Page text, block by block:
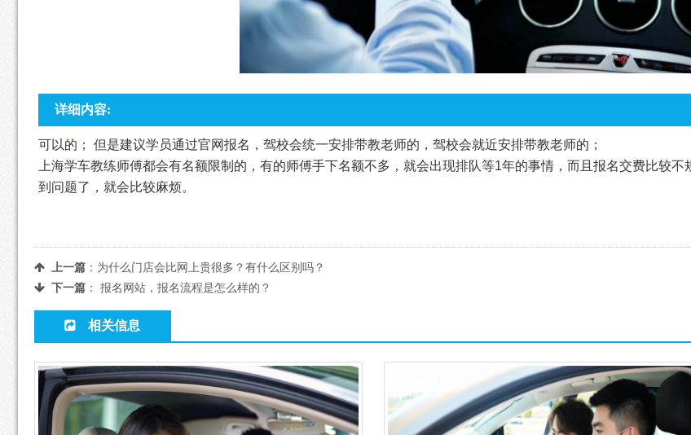
详细内容:
可以的； 但是建议学员通过官网报名，驾校会统一安排带教老师的，驾校会就近安排带教老师的；
上海学车教练师傅都会有名额限制的，有的师傅手下名额不多，就会出现排队等1年的事情，而且报名交费比较
到问题了，就会比较麻烦。
上一篇： 为什么门店会比网上贵很多？有什么区别吗？
下一篇： 报名网站，报名流程是怎么样的？
相关信息